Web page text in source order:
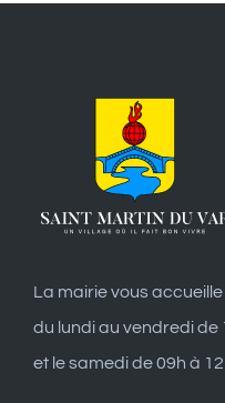
La mairie vous accueille
du lundi au vendredi de
et le samedi de 09h à